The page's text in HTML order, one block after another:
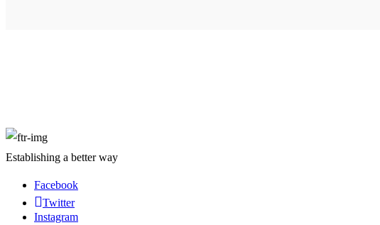
Establishing a better way
Facebook
Twitter
Instagram